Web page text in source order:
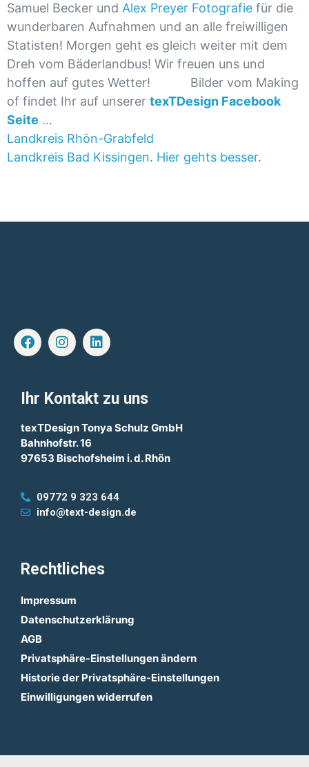
Samuel Becker und Alex Preyer Fotografie für die
wunderbaren Aufnahmen und an alle freiwilligen
Statisten! Morgen geht es gleich weiter mit dem
Dreh vom Bäderlandbus! Wir freuen uns und
hoffen auf gutes Wetter!
Bilder vom Making
of findet Ihr auf unserer texTDesign Facebook
Seite …
Landkreis Rhön-Grabfeld
Landkreis Bad Kissingen. Hier gehts besser.
Ihr Kontakt zu uns
texTDesign Tonya Schulz GmbH
Bahnhofstr. 16
97653 Bischofsheim i. d. Rhön
09772 9 323 644
info@text-design.de
Rechtliches
Impressum
Datenschutzerklärung
AGB
Privatsphäre-Einstellungen ändern
Historie der Privatsphäre-Einstellungen
Einwilligungen widerrufen